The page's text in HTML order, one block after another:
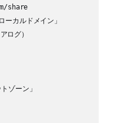
share
カルドメイン」
ログ）
ゾーン」